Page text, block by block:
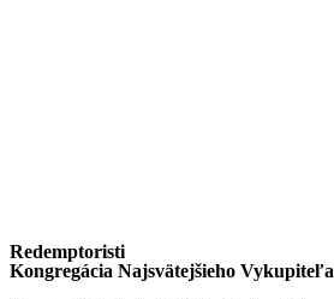
Redemptoristi
Kongregácia Najsvätejšieho Vykupiteľa